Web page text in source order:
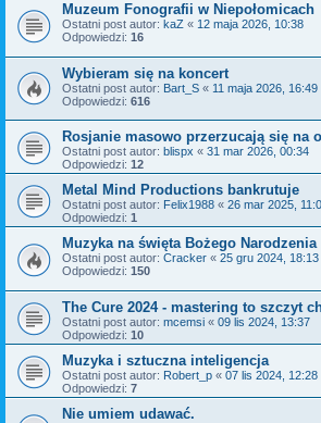
Muzeum Fonografii w Niepołomicach
Ostatni post autor: kaZ « 12 maja 2026, 10:38
Odpowiedzi: 16
Wybieram się na koncert
Ostatni post autor: Bart_S « 11 maja 2026, 16:49
Odpowiedzi: 616
Rosjanie masowo przerzucają się na
Ostatni post autor: blispx « 31 mar 2026, 00:34
Odpowiedzi: 12
Metal Mind Productions bankrutuje
Ostatni post autor: Felix1988 « 26 mar 2025,
Odpowiedzi: 1
Muzyka na święta Bożego Narodzenia
Ostatni post autor: Cracker « 25 gru 2024, 18:13
Odpowiedzi: 150
The Cure 2024 - mastering to szczyt
Ostatni post autor: mcemsi « 09 lis 2024, 13:37
Odpowiedzi: 10
Muzyka i sztuczna inteligencja
Ostatni post autor: Robert_p « 07 lis 2024, 12:28
Odpowiedzi: 7
Nie umiem udawać.